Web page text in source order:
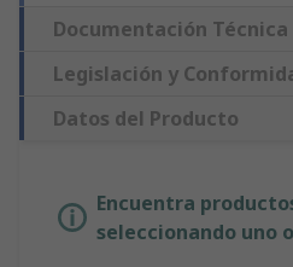
Documentación Técnica
Legislación y
Datos del Producto
Encuentra
seleccionando uno